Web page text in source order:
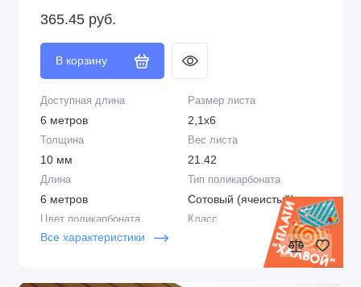
365.45 руб.
В корзину
Доступная длина
6 метров
Размер листа
2,1х6
Толщина
10 мм
Вес листа
21.42
Длина
6 метров
Тип поликарбоната
Сотовый (ячеистый)
Цвет поликарбоната
Бронза
Класс
Все характеристики